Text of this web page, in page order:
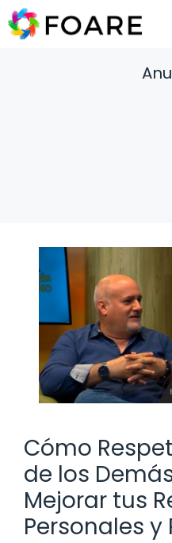
Saltar
al
Cómo
de los
Mejorar tus
Personales